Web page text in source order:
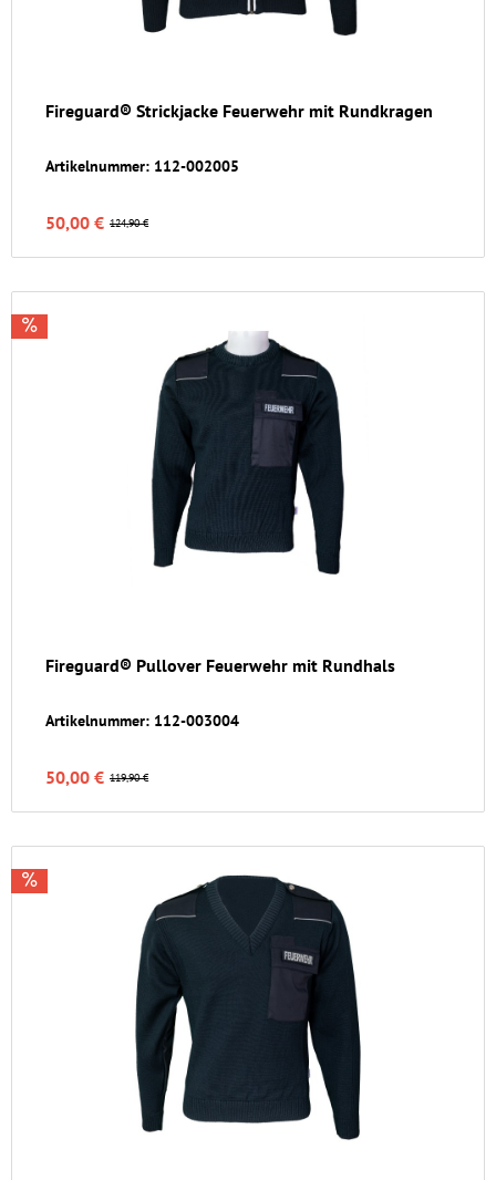
Fireguard® Strickjacke Feuerwehr mit Rundkragen
Artikelnummer: 112-002005
124,90 €
50,00 €
Fireguard® Pullover Feuerwehr mit Rundhals
Artikelnummer: 112-003004
119,90 €
50,00 €